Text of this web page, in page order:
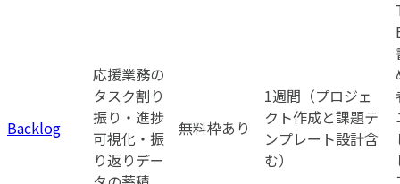
Backlog
応援業務の
タスク割り
振り・進捗
可視化・振
り返りデー
無料枠あり
1週間（プロジェ
クト作成と課題テ
ンプレート設計含
む）